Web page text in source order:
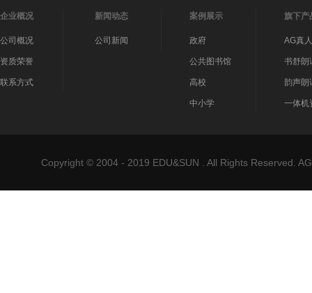
企业概况
公司概况
资质荣誉
联系方式
新闻动态
公司新闻
案例展示
政府
公共图书馆
高校
中小学
旗下产
AG真
书舒朗
韵声朗
一体机
Copyright © 2004 - 2019 EDU&SUN . All Rights Reserved.